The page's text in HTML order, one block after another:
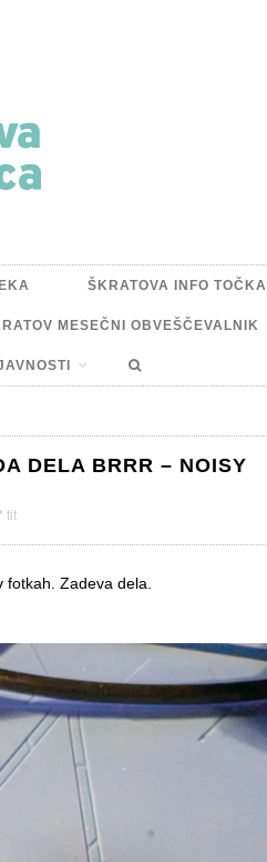
ŠKRATOVA INFO TOČKA
MESEČNI OBVEŠČEVALNIK
DELA BRRR – NOISY
tit
Zadeva dela.